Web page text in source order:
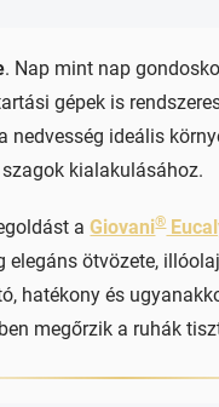
. Nap mint nap
gépek is
nedvesség ideális
kialakulásához.
aGiovani®
elegáns ötvözete,
hatékony és
megőrzik a ruhák